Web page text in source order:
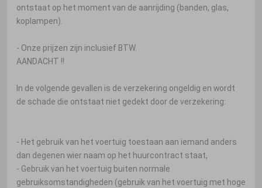
ontstaat op het moment van de aanrijding (banden, glas,
koplampen).
- Onze prijzen zijn inclusief BTW.
AANDACHT !!
In de volgende gevallen is de verzekering ongeldig en wordt
de schade die ontstaat niet gedekt door de verzekering:
- Het gebruik van het voertuig toestaan ​​aan iemand anders
dan degenen wier naam op het huurcontract staat,
- Gebruik van het voertuig buiten normale
gebruiksomstandigheden (gebruik van het voertuig met hoge